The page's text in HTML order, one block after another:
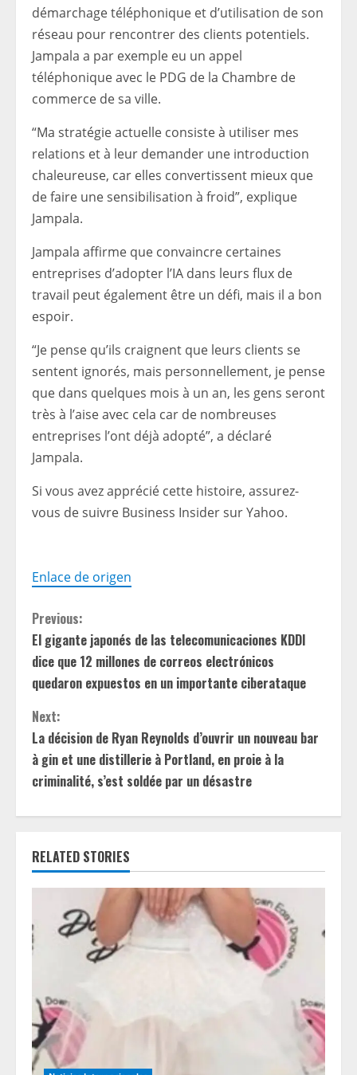
démarchage téléphonique et d’utilisation de son
réseau pour rencontrer des clients potentiels.
Jampala a par exemple eu un appel
téléphonique avec le PDG de la Chambre de
commerce de sa ville.
“Ma stratégie actuelle consiste à utiliser mes
relations et à leur demander une introduction
chaleureuse, car elles convertissent mieux que
de faire une sensibilisation à froid”, explique
Jampala.
Jampala affirme que convaincre certaines
entreprises d’adopter l’IA dans leurs flux de
travail peut également être un défi, mais il a bon
espoir.
“Je pense qu’ils craignent que leurs clients se
sentent ignorés, mais personnellement, je pense
que dans quelques mois à un an, les gens seront
très à l’aise avec cela car de nombreuses
entreprises l’ont déjà adopté”, a déclaré
Jampala.
Si vous avez apprécié cette histoire, assurez-
vous de suivre Business Insider sur Yahoo.
Enlace de origen
C
o
n
t
i
n
u
e
R
e
a
d
i
n
Previous:
El gigante japonés de las telecomunicaciones KDDI
dice que 12 millones de correos electrónicos
quedaron expuestos en un importante ciberataque
Next:
La décision de Ryan Reynolds d’ouvrir un nouveau bar
à gin et une distillerie à Portland, en proie à la
criminalité, s’est soldée par un désastre
RELATED STORIES